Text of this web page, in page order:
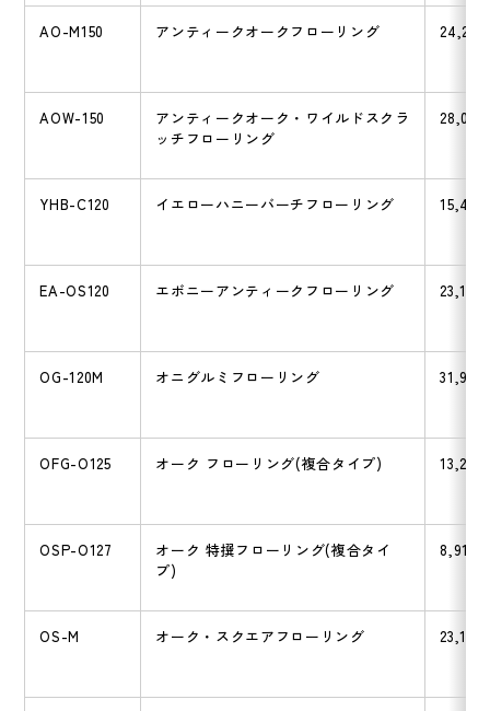
AO-M150 アンティークオークフローリング 24,200
AOW-150
アンティークオーク・ワイルドスクラ
ッチフローリング
28,050
YHB-C120 イエローハニーバーチフローリング 15,400
EA-OS120 エボニーアンティークフローリング 23,100
OG-120M オニグルミフローリング 31,900
OFG-O125 オーク フローリング(複合タイプ) 13,200
OSP-O127
オーク 特撰フローリング(複合タイ
プ)
8,910
OS-M オーク・スクエアフローリング 23,100